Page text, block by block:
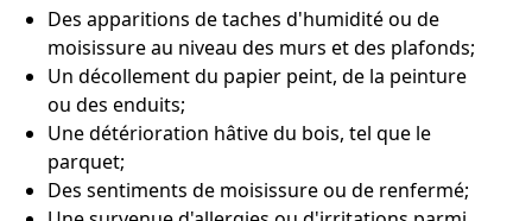
Des apparitions de taches d'humidité ou de
moisissure au niveau des murs et des plafonds;
Un décollement du papier peint, de la peinture
ou des enduits;
Une détérioration hâtive du bois, tel que le
parquet;
Des sentiments de moisissure ou de renfermé;